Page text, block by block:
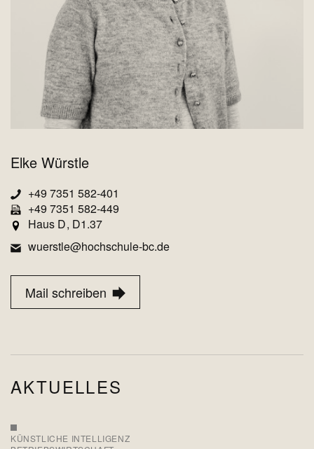
Elke Würstle
+49 7351 582-401
+49 7351 582-449
Haus D D1.37
wuerstle@hochschule-bc.de
Mail schreiben
AKTUELLES
KÜNSTLICHE INTELLIGENZ